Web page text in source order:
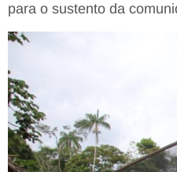
para o sustento da